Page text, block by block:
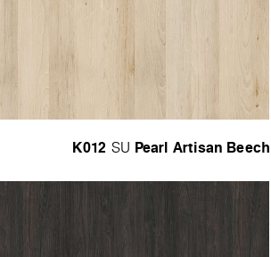
K012 SU Pearl Artisan Beech